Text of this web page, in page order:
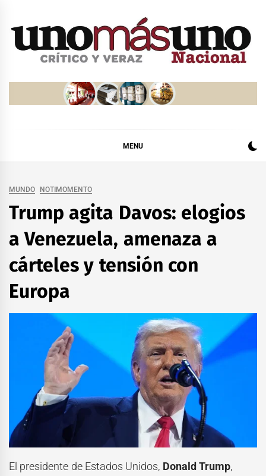
MENU
MUNDO NOTIMOMENTO
Trump agita Davos: elogios
a Venezuela, amenaza a
cárteles y tensión con
Europa
El presidente de Estados Unidos, Donald Trump,